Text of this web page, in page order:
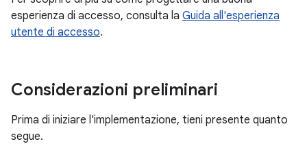
esperienza di accesso, consulta la Guida all'esperienza
utente di accesso.
Considerazioni preliminari
Prima di iniziare l'implementazione, tieni presente quanto
segue.